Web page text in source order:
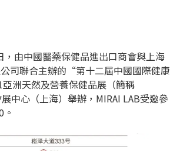
，由中國醫藥保健品進出口商會與上海
司聯合主辦的“第十二屆中國國際健康
洲天然及營養保健品展（簡稱
中心（上海）舉辦，MIRAI LAB受邀參